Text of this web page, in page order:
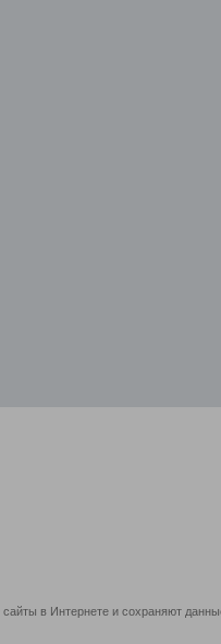
в Интернете и сохраняют